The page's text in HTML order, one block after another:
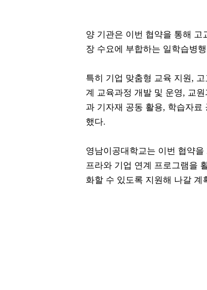
양 기관은 이번 협약을 통해 고
장 수요에 부합하는 일학습병
특히 기업 맞춤형 교육 지원,
계 교육과정 개발 및 운영, 교
과 기자재 공동 활용, 학습자
했다.
영남이공대학교는 이번 협약
프라와 기업 연계 프로그램을
화할 수 있도록 지원해 나갈 계